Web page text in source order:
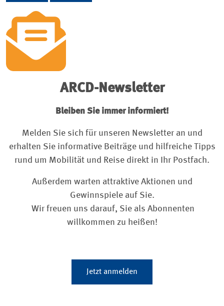
ARCD-Newsletter
Bleiben Sie immer informiert!
Melden Sie sich für unseren Newsletter an und
erhalten Sie informative Beiträge und hilfreiche Tipps
rund um Mobilität und Reise direkt in Ihr Postfach.
Außerdem warten attraktive Aktionen und
Gewinnspiele auf Sie.
Wir freuen uns darauf, Sie als Abonnenten
willkommen zu heißen!
Jetzt anmelden